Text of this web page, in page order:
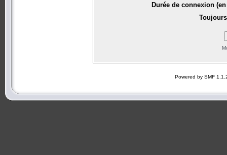
Durée de connexion
Powered by SMF